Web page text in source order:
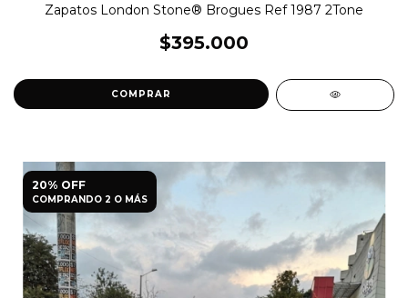
Zapatos London Stone® Brogues Ref 1987 2Tone
$395.000
COMPRAR
20% OFF
COMPRANDO 2 O MÁS